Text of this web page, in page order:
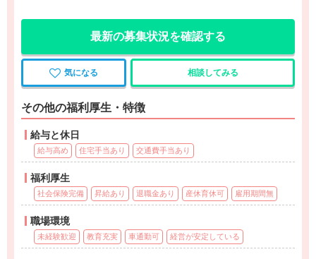
最新の募集状況を確認する
気になる 相談してみる
その他の福利厚生・特徴
給与と休日
給与高め 住宅手当あり 交通費手当あり
福利厚生
社会保険完備 昇給あり 退職金あり 産休育休可 雇用期間無
職場環境
未経験歓迎 教育充実 車通勤可 経営が安定している